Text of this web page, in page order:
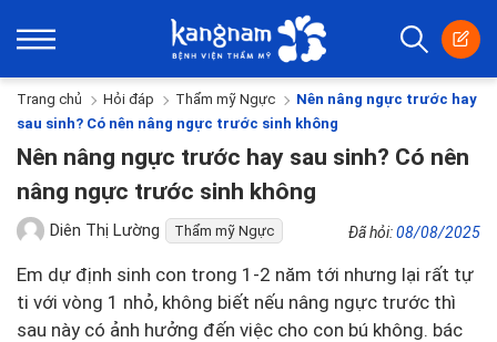
Trang chủ Hỏi đáp Thẩm mỹ Ngực
Nên nâng ngực trước hay
sau sinh? Có nên nâng ngực trước sinh không
Nên nâng ngực trước hay sau sinh? Có nên
nâng ngực trước sinh không
Diên Thị Lường Thẩm mỹ Ngực Đã hỏi:08/08/2025
Em dự định sinh con trong 1-2 năm tới nhưng lại rất tự
ti với vòng 1 nhỏ, không biết nếu nâng ngực trước thì
sau này có ảnh hưởng đến việc cho con bú không. bác